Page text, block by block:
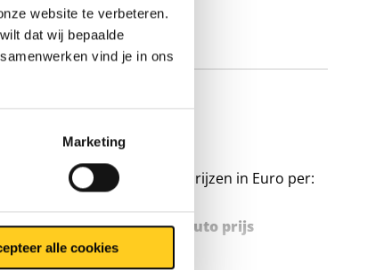
website te verbeteren.
dat wij bepaalde
vind je in ons
Marketing
alle cookies
Prijzen in Euro per:
gewicht in kg Bruto prijs